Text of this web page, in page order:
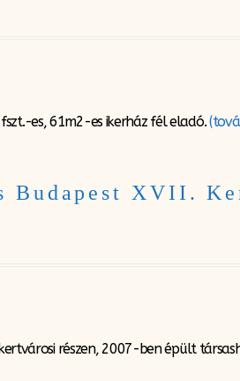
es, 61m2-es ikerház fél eladó.
Budapest XVII.
részen, 2007-ben épült